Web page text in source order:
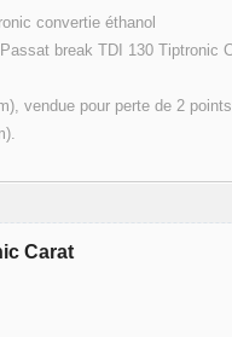
convertie éthanol
break TDI 130 Tiptronic
vendue pour perte de 2
Carat